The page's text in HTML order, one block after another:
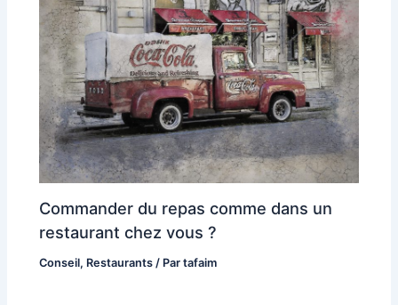
Commander du repas comme dans un
restaurant chez vous ?
Conseil, Restaurants / Partafaim